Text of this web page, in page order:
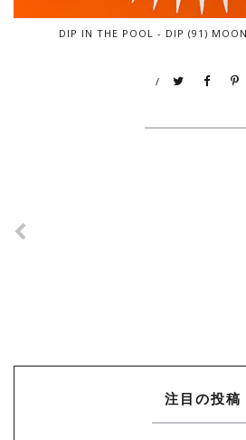
DIP IN THE POOL - DIP (91) MOON
/
注目の投稿